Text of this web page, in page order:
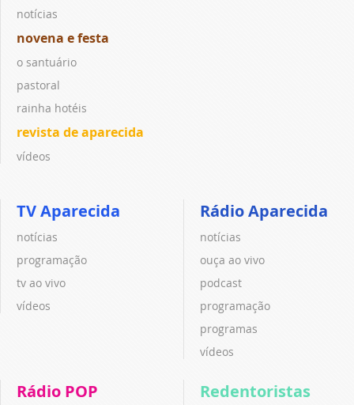
notícias
novena e festa
o santuário
pastoral
rainha hotéis
revista de aparecida
vídeos
TV Aparecida
notícias
programação
tv ao vivo
vídeos
Rádio Aparecida
notícias
ouça ao vivo
podcast
programação
programas
vídeos
Rádio POP Redentoristas